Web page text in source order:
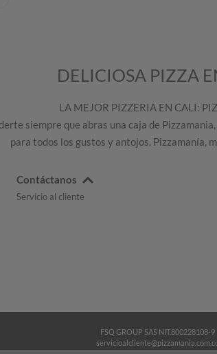
DELICIOSA PIZZA
LA MEJOR PIZZERIA EN CALI:
siempre que abras una caja de
para todos los gustos y antojos. Pizzamanía,
Contáctanos
Servicio al cliente
FSQ GROUP SAS NIT.800228108-9